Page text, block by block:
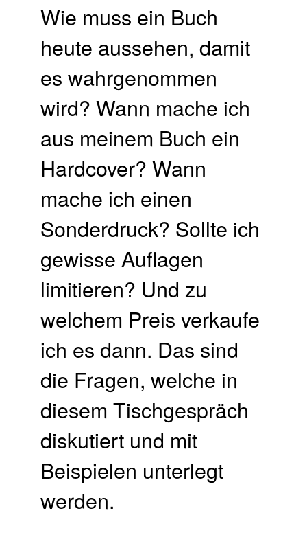
Wie muss ein Buch
heute aussehen, damit
es wahrgenommen
wird? Wann mache ich
aus meinem Buch ein
Hardcover? Wann
mache ich einen
Sonderdruck? Sollte ich
gewisse Auflagen
limitieren? Und zu
welchem Preis verkaufe
ich es dann. Das sind
die Fragen, welche in
diesem Tischgespräch
diskutiert und mit
Beispielen unterlegt
werden.